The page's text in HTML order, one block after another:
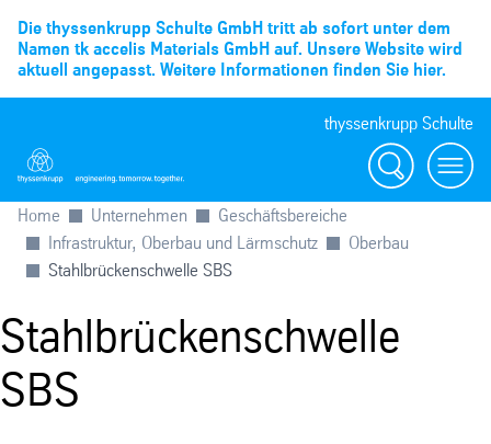
Die thyssenkrupp Schulte GmbH tritt ab sofort unter dem
Namen tk accelis Materials GmbH auf. Unsere Website wird
aktuell angepasst. Weitere Informationen finden Sie hier.
thyssenkrupp Schulte
Suche
Menü
Home Unternehmen
Geschäftsbereiche
Infrastruktur, Oberbau und Lärmschutz
Oberbau
Stahlbrückenschwelle SBS
Stahlbrückenschwelle
SBS